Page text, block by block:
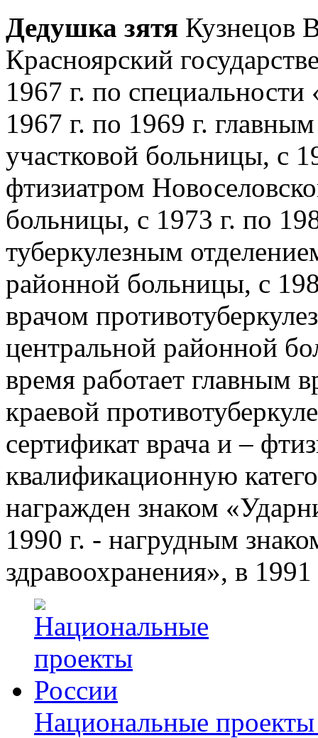
Дедушка зятя Кузнецов
Красноярский
1967 г. по
1967 г. по 1969 г.
участковой больницы, с
фтизиатром
больницы, с 1973 г. по
туберкулезным
районной больницы, с
врачом
центральной районной
время работает главным
краевой
сертификат врача и –
квалификационную
награжден знаком
1990 г. - нагрудным
здравоохранения», в
Национальные